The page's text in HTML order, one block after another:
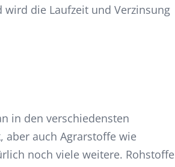
die Laufzeit und Verzinsung
in den verschiedensten
aber auch Agrarstoffe wie
noch viele weitere. Rohstoffe